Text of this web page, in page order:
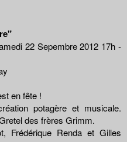
22 Sepembre 2012 17h -
en fête !
potagère et musicale.
des frères Grimm.
Frédérique Renda et Gilles